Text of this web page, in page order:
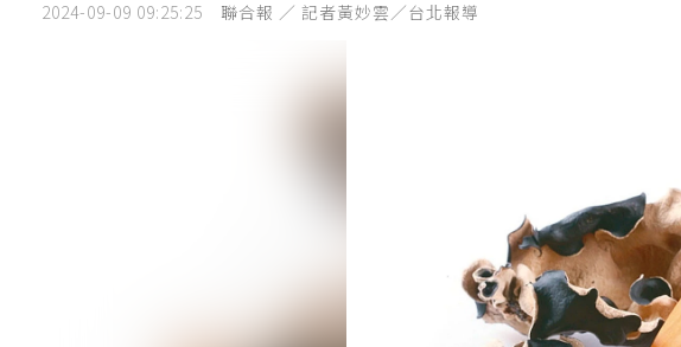
2024-09-09 09:25:25 聯合報 ／ 記者黃妙雲／台北報導